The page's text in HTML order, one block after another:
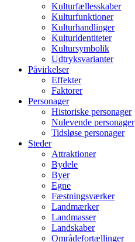
Kulturfællesskaber
Kulturfunktioner
Kulturhandlinger
Kulturidentiteter
Kultursymbolik
Udtryksvarianter
Påvirkelser
Effekter
Faktorer
Personager
Historiske personager
Nulevende personager
Tidsløse personager
Steder
Attraktioner
Bydele
Byer
Egne
Fæstningsværker
Landmærker
Landmasser
Landskaber
Områdefortællinger